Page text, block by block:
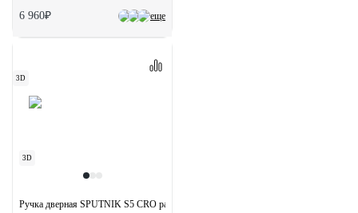
еще
6 960₽
3D
3D
Ручка дверная SPUTNIK S5 CRO раздельная на квадратной розетке